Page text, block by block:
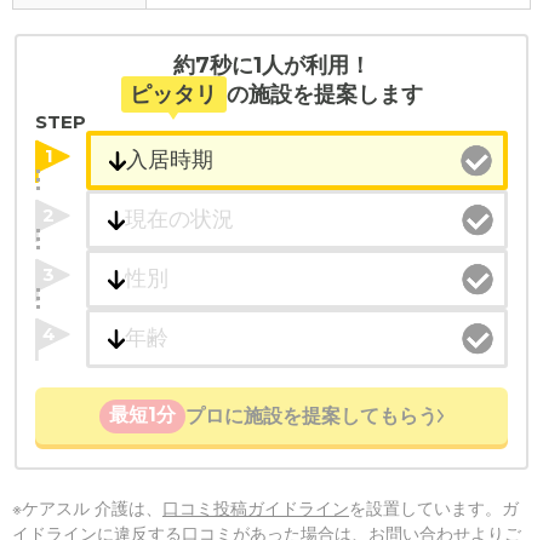
約7秒に1人が利用！
ピッタリ の施設を提案します
STEP
1
2
3
4
最短1分 プロに施設を提案してもらう
※ケアスル 介護は、 口コミ投稿ガイドラインを設置しています。ガ
イドラインに違反する口コミがあった場合は、お問い合わせよりご